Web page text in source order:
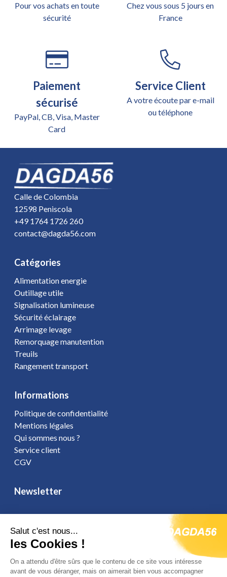
Pour vos achats en toute
sécurité
Chez vous sous 5 jours en
France
Paiement
sécurisé
PayPal, CB, Visa, Master
Card
Service Client
A votre écoute par e-mail
ou téléphone
Calle de Colombia
12598 Peniscola
+49 1764 1726 260
contact@dagda56.com
Catégories
Alimentation energie
Outillage utile
Signalisation lumineuse
Sécurité éclairage
Arrimage levage
Remorquage manutention
Treuils
Rangement transport
Informations
Politique de confidentialité
Mentions légales
Qui sommes nous ?
Service client
CGV
Newsletter
Vous affirmez avoir pris connaissance de notre
politique de
. Vous disposez d'un droit d'accès, de rectification et
d'opposition.
Salut c'est nous...
les Cookies !
On a attendu d'être sûrs que le contenu de ce site vous intéresse
avant de vous déranger, mais on aimerait bien vous accompagner